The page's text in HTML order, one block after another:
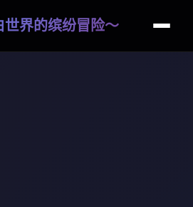
世界的缤纷冒险～